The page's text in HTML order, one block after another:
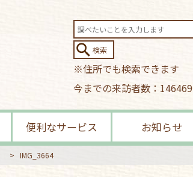
※住所でも検索できます
今までの来訪者数：146469
便利なサービス お知らせ
> IMG_3664